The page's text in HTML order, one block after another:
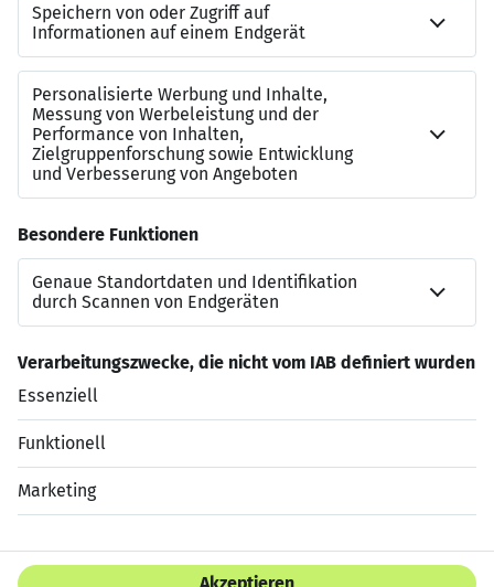
Sollten Sie Rückfragen zu diesem SAP-Job haben, dann
steht Ihnen gerneCarolin WolzvomLeuchtmehr-Team
zur Verfügung:
carolin.wolz@leuchtmehr.de
Gestalten Sie gemeinsam mit Leuchtmehr Ihre SAP-
Karriere nach Ihren Wünschen und Bedürfnissen.
Datenschutzerklärung